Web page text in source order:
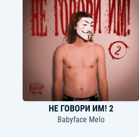
НЕ ГОВОРИ ИМ! 2
Babyface Melo